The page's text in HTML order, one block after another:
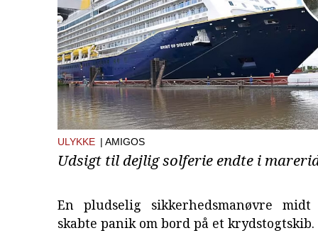
ULYKKE | AMIGOS
Udsigt til dejlig solferie endte i
En pludselig sikkerhedsmanøvre
skabte panik om bord på et krydstogtskib.